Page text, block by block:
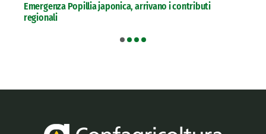
Emergenza Popillia japonica, arrivano i contributi
regionali